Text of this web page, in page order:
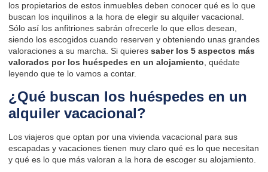
los propietarios de estos inmuebles deben conocer qué es lo que
buscan los inquilinos a la hora de elegir su alquiler vacacional.
Sólo así los anfitriones sabrán ofrecerle lo que ellos desean,
siendo los escogidos cuando reserven y obteniendo unas grandes
valoraciones a su marcha. Si quieres saber los 5 aspectos más
valorados por los huéspedes en un alojamiento, quédate
leyendo que te lo vamos a contar.
¿Qué buscan los huéspedes en un
alquiler vacacional?
Los viajeros que optan por una vivienda vacacional para sus
escapadas y vacaciones tienen muy claro qué es lo que necesitan
y qué es lo que más valoran a la hora de escoger su alojamiento.